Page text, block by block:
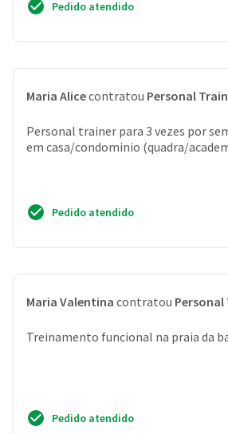
Pedido atendido
Maria Alicecontratou Personal
Personal trainer para 3 vezes por
em casa/condominio (quadra/
Pedido atendido
Maria Valentina contratou Personal
Treinamento funcional na praia da
Pedido atendido